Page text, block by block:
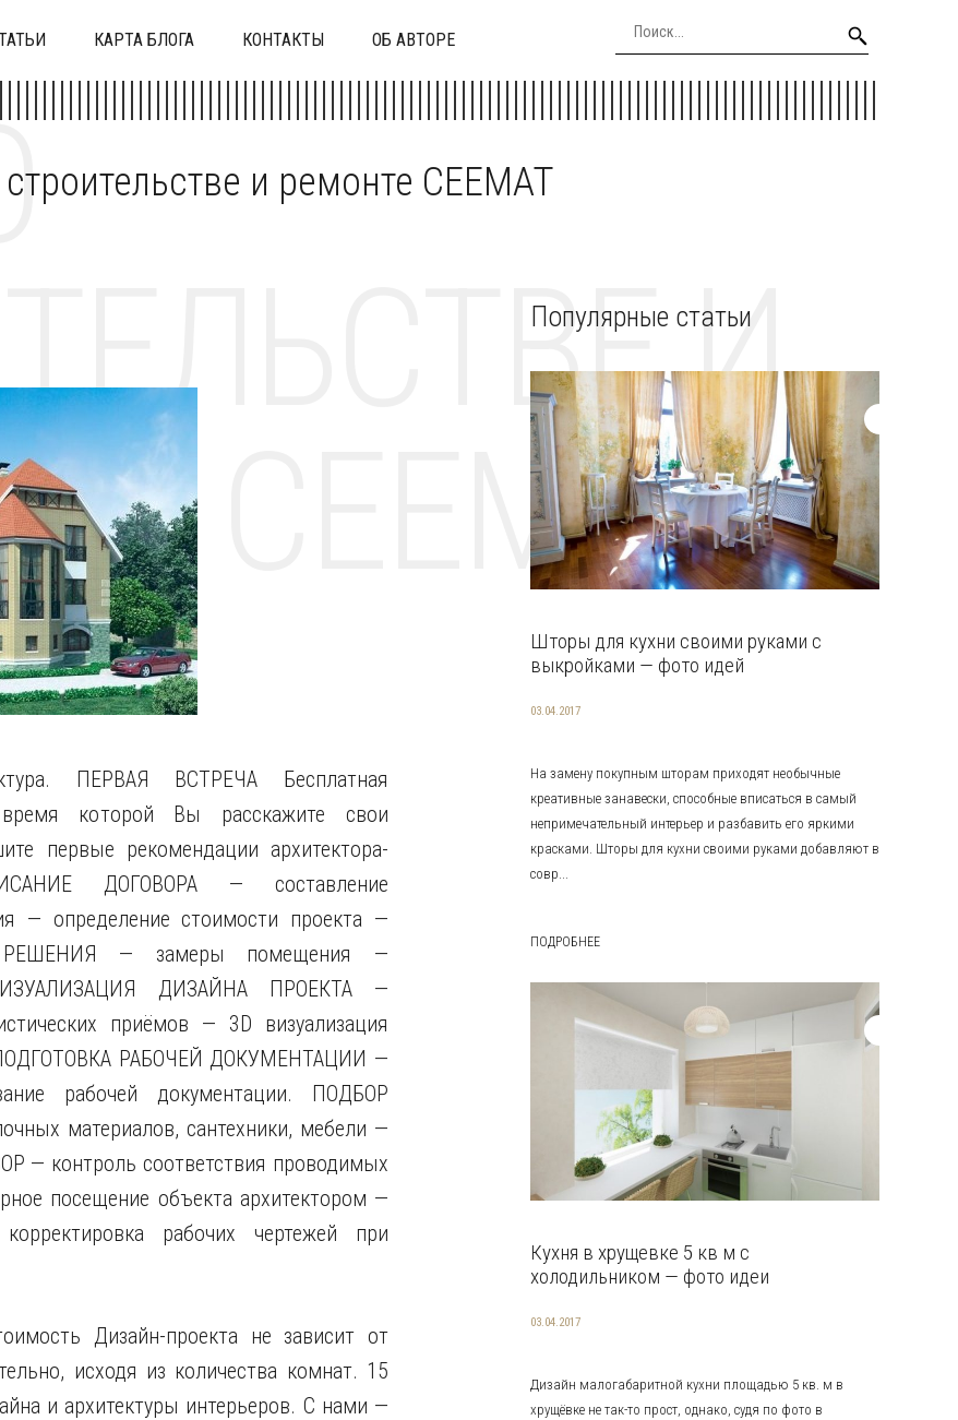
КАРТА БЛОГА КОНТАКТЫ ОБ АВТОРЕ
и ремонте CEEMAT
И
CEEMAT
ПЕРВАЯ ВСТРЕЧА Бесплатная
которой Вы расскажите свои
первые рекомендации архитектора-
ДОГОВОРА — составление
— определение стоимости проекта —
РЕШЕНИЯ — замеры помещения —
ВИЗУАЛИЗАЦИЯ ДИЗАЙНА ПРОЕКТА —
приёмов — 3D визуализация
ПОДГОТОВКА РАБОЧЕЙ ДОКУМЕНТАЦИИ —
рабочей документации. ПОДБОР
материалов, сантехники, мебели —
— контроль соответствия проводимых
посещение объекта архитектором —
рабочих чертежей при
Дизайн-проекта не зависит от
исходя из количества комнат. 15
и архитектуры интерьеров. С нами —
Популярные статьи
Шторы для кухни своими руками с
выкройками — фото идей
03.04.2017
На замену покупным шторам приходят необычные
креативные занавески, способные вписаться в самый
непримечательный интерьер и разбавить его яркими
красками. Шторы для кухни своими руками добавляют в
совр...
ПОДРОБНЕЕ
Кухня в хрущевке 5 кв м с
холодильником — фото идеи
03.04.2017
Дизайн малогабаритной кухни площадью 5 кв. м в
хрущёвке не так-то прост, однако, судя по фото в